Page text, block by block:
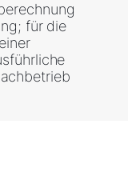
für die